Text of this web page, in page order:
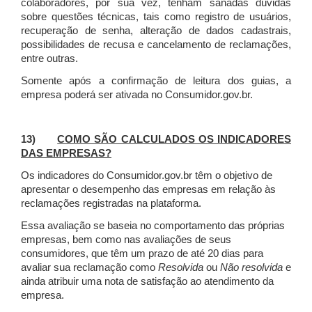
colaboradores, por sua vez, tenham sanadas dúvidas
sobre questões técnicas, tais como registro de usuários,
recuperação de senha, alteração de dados cadastrais,
possibilidades de recusa e cancelamento de reclamações,
entre outras.
Somente após a confirmação de leitura dos guias, a
empresa poderá ser ativada no Consumidor.gov.br.
13)COMO SÃO CALCULADOS OS INDICADORES
DAS EMPRESAS?
Os indicadores do Consumidor.gov.br têm o objetivo de
apresentar o desempenho das empresas em relação às
reclamações registradas na plataforma.
Essa avaliação se baseia no comportamento das próprias
empresas, bem como nas avaliações de seus
consumidores, que têm um prazo de até 20 dias para
avaliar sua reclamação como Resolvida ou Não resolvida e
ainda atribuir uma nota de satisfação ao atendimento da
empresa.